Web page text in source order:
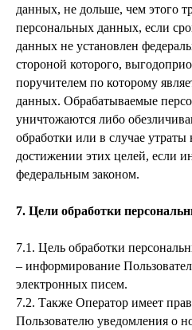
данных, не дольше, чем этого
персональных данных, если
данных не установлен
стороной которого,
поручителем по которому
данных. Обрабатываемые
уничтожаются либо
обработки или в случае утраты
достижении этих целей, если
федеральным законом.
7. Цели обработки
7.1. Цель обработки
– информирование
электронных писем.
7.2. Также Оператор имеет
Пользователю уведомления о